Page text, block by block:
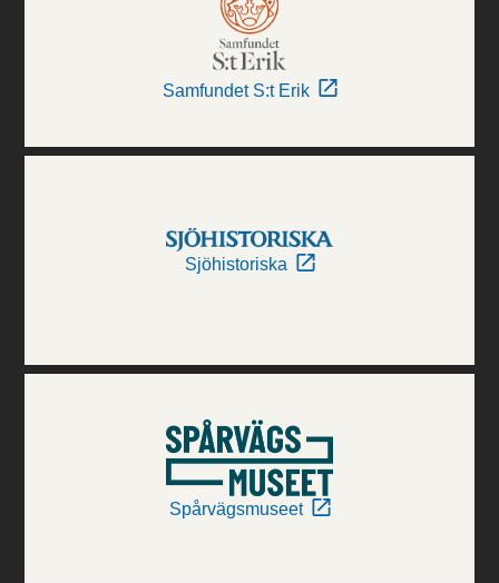
Samfundet S:t Erik
Sjöhistoriska
Spårvägsmuseet